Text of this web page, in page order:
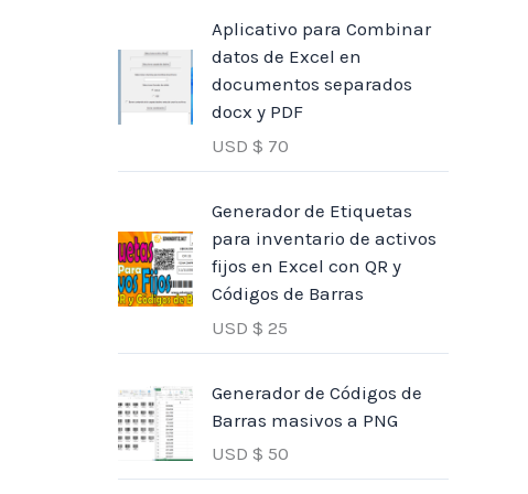
Aplicativo para Combinar
datos de Excel en
documentos separados
docx y PDF
USD $ 70
Generador de Etiquetas
para inventario de activos
fijos en Excel con QR y
Códigos de Barras
USD $ 25
Generador de Códigos de
Barras masivos a PNG
USD $ 50